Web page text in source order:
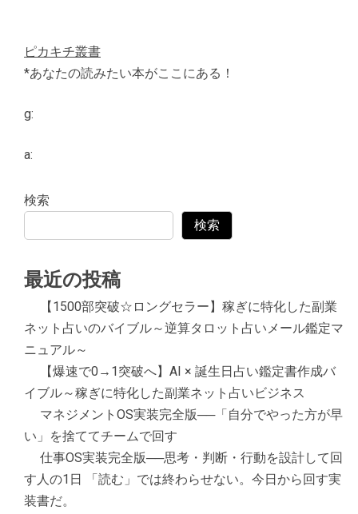
ピカキチ叢書
*あなたの読みたい本がここにある！
g:
a:
検索
検索
最近の投稿
【1500部突破☆ロングセラー】稼ぎに特化した副業
ネット占いのバイブル～逆算タロット占いメール鑑定マ
ニュアル～
【爆速で0→1突破へ】AI × 誕生日占い鑑定書作成バ
イブル～稼ぎに特化した副業ネット占いビジネス
マネジメントOS実装完全版──「自分でやった方が早
い」を捨ててチームで回す
仕事OS実装完全版──思考・判断・行動を設計して回
す人の1日 「読む」では終わらせない。今日から回す実
装書だ。